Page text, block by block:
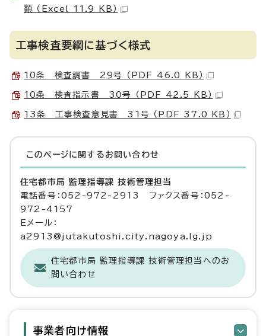
類 （Excel 11.9 KB）
工事検査要綱に基づく様式
10条 検査調書 29号 （PDF 46.0 KB）
10条 検査指示書 30号 （PDF 42.5 KB）
13条 工事検査意見書 31号 （PDF 37.0 KB）
このページに関する お問い合わせ
住宅都市局 監理指導課 技術管理担当
電話番号：052-972-2913 ファクス番号：052-
972-4157
Eメール：
a2913@jutakutoshi.city.nagoya.lg.jp
住宅都市局 監理指導課 技術管理担当へのお
問い合わせ
事業者向け情報